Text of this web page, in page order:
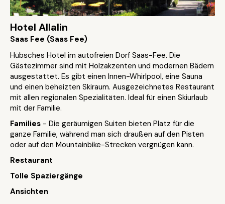
Hotel Allalin
Saas Fee (Saas Fee)
Hübsches Hotel im autofreien Dorf Saas-Fee. Die
Gästezimmer sind mit Holzakzenten und modernen Bädern
ausgestattet. Es gibt einen Innen-Whirlpool, eine Sauna
und einen beheizten Skiraum. Ausgezeichnetes Restaurant
mit allen regionalen Spezialitäten. Ideal für einen Skiurlaub
mit der Familie.
Families - Die geräumigen Suiten bieten Platz für die
ganze Familie, während man sich draußen auf den Pisten
oder auf den Mountainbike-Strecken vergnügen kann.
Restaurant
Tolle Spaziergänge
Ansichten